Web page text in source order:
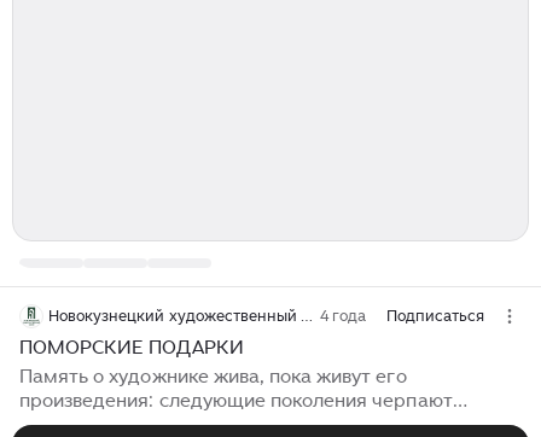
4 года Подписаться
ПОМОРСКИЕ ПОДАРКИ
Память о художнике жива, пока живут его
произведения: следующие поколения черпают
вдохновение в его работах; кураторы и